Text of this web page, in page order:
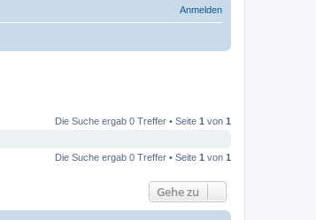
Anmelden
Die Suche ergab 0 Treffer • Seite 1 von 1
Die Suche ergab 0 Treffer • Seite 1 von 1
Gehe zu